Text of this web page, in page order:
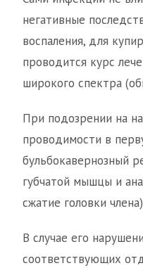
негативные
воспаления, для
проводится курс
широкого спектра
При подозрении на
проводимости в
бульбокавернозный
губчатой мышцы и
сжатие головки
В случае его
соответствующих